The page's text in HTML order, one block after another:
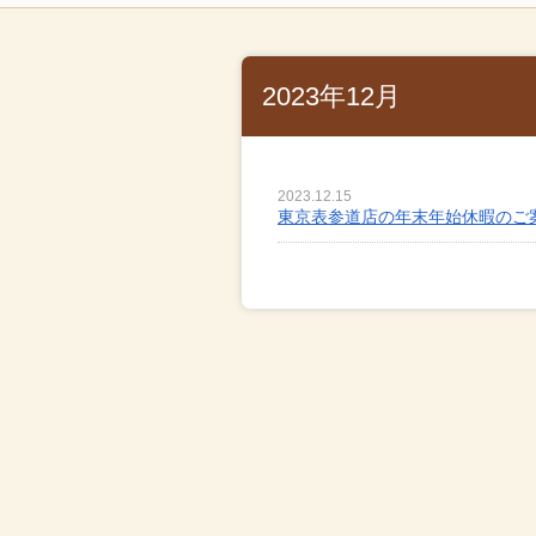
2023年12月
2023.12.15
東京表参道店の年末年始休暇のご